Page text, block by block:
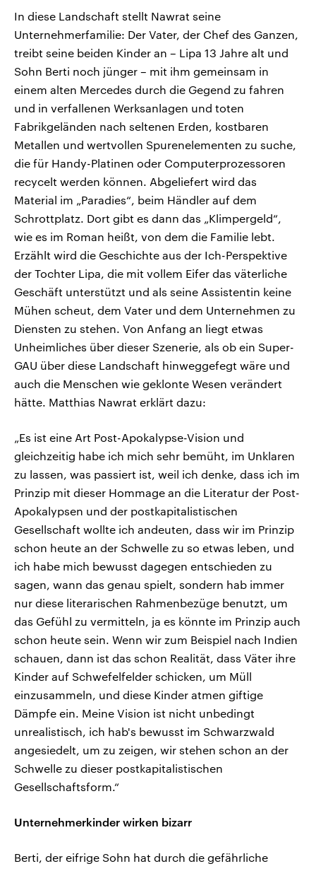
In diese Landschaft stellt Nawrat seine
Unternehmerfamilie: Der Vater, der Chef des Ganzen,
treibt seine beiden Kinder an – Lipa 13 Jahre alt und
Sohn Berti noch jünger – mit ihm gemeinsam in
einem alten Mercedes durch die Gegend zu fahren
und in verfallenen Werksanlagen und toten
Fabrikgeländen nach seltenen Erden, kostbaren
Metallen und wertvollen Spurenelementen zu suche,
die für Handy-Platinen oder Computerprozessoren
recycelt werden können. Abgeliefert wird das
Material im „Paradies“, beim Händler auf dem
Schrottplatz. Dort gibt es dann das „Klimpergeld“,
wie es im Roman heißt, von dem die Familie lebt.
Erzählt wird die Geschichte aus der Ich-Perspektive
der Tochter Lipa, die mit vollem Eifer das väterliche
Geschäft unterstützt und als seine Assistentin keine
Mühen scheut, dem Vater und dem Unternehmen zu
Diensten zu stehen. Von Anfang an liegt etwas
Unheimliches über dieser Szenerie, als ob ein Super-
GAU über diese Landschaft hinweggefegt wäre und
auch die Menschen wie geklonte Wesen verändert
hätte. Matthias Nawrat erklärt dazu:
„Es ist eine Art Post-Apokalypse-Vision und
gleichzeitig habe ich mich sehr bemüht, im Unklaren
zu lassen, was passiert ist, weil ich denke, dass ich im
Prinzip mit dieser Hommage an die Literatur der Post-
Apokalypsen und der postkapitalistischen
Gesellschaft wollte ich andeuten, dass wir im Prinzip
schon heute an der Schwelle zu so etwas leben, und
ich habe mich bewusst dagegen entschieden zu
sagen, wann das genau spielt, sondern hab immer
nur diese literarischen Rahmenbezüge benutzt, um
das Gefühl zu vermitteln, ja es könnte im Prinzip auch
schon heute sein. Wenn wir zum Beispiel nach Indien
schauen, dann ist das schon Realität, dass Väter ihre
Kinder auf Schwefelfelder schicken, um Müll
einzusammeln, und diese Kinder atmen giftige
Dämpfe ein. Meine Vision ist nicht unbedingt
unrealistisch, ich hab's bewusst im Schwarzwald
angesiedelt, um zu zeigen, wir stehen schon an der
Schwelle zu dieser postkapitalistischen
Gesellschaftsform.“
Unternehmerkinder wirken bizarr
Berti, der eifrige Sohn hat durch die gefährliche